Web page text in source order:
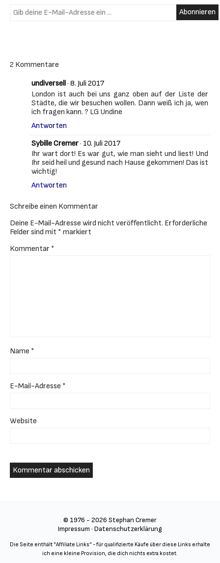
Abonnieren
2 Kommentare
undiversell· 8. Juli 2017
London ist auch bei uns ganz oben auf der Liste der
Städte, die wir besuchen wollen. Dann weiß ich ja, wen
ich fragen kann. ? LG Undine
Antworten
Sybille Cremer· 10. Juli 2017
Ihr wart dort! Es war gut, wie man sieht und liest! Und
Ihr seid heil und gesund nach Hause gekommen! Das ist
wichtig!
Antworten
Schreibe einen Kommentar
Deine E-Mail-Adresse wird nicht veröffentlicht. Erforderliche
Felder sind mit * markiert
Kommentar *
Name *
E-Mail-Adresse *
Website
© 1976 - 2026 Stephan Cremer
Impressum · Datenschutzerklärung
Die Seite enthält "Affiliate Links" - für qualifizierte Käufe über diese Links erhalte
ich eine kleine Provision, die dich nichts extra kostet.